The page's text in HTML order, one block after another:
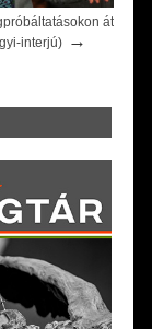
át
interjú)→